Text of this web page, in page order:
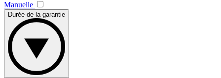
Manuelle
Durée de la garantie